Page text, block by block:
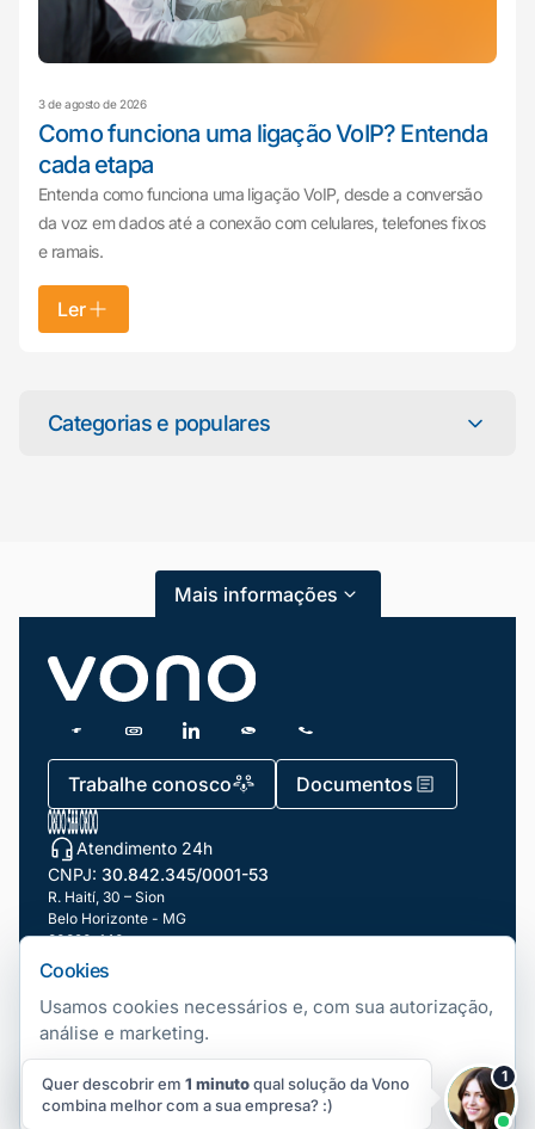
3 de agosto de 2026
Como funciona uma ligação VoIP? Entenda
cada etapa
Entenda como funciona uma ligação VoIP, desde a conversão
da voz em dados até a conexão com celulares, telefones fixos
e ramais.
Ler
Categorias e populares
Atendimento ao Cliente
Blog
Dicas e Tutoriais
Gestão de Condomínios
Gestão de Frotas
Gestão de Negócios
Gestão de pessoas e Liderança
Gestão Financeira
Mundo Automotivo
Notícias
Produtividade
Mais informações
Trabalhe conosco Documentos
Atendimento 24h
CNPJ: 30.842.345/0001-53
R. Haití, 30 – Sion
Belo Horizonte - MG
30320-140
Nossas filiais
Telefonia Fixa
Número Fixo Virtual
Copyright ©2026Vono. Todos os direitos Reservados. | Gerenciar
cookies
Cookies
Usamos cookies necessários e, com sua autorização,
análise e marketing.
Aceitar Rejeitar Preferências
Quer descobrir em 1 minutoqual solução da Vono
combina melhor com a sua empresa? :)
1
online agora